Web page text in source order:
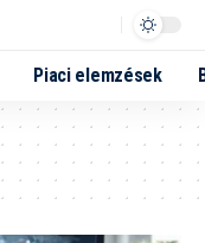
Piaci elemzések